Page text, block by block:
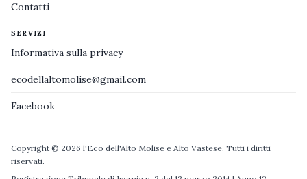
Contatti
SERVIZI
Informativa sulla privacy
ecodellaltomolise@gmail.com
Facebook
Copyright © 2026 l'Eco dell'Alto Molise e Alto Vastese. Tutti i diritti
riservati.